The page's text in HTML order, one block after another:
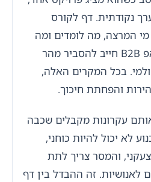
נקודתית. דף לקורס
מי המרצה, מה לומדים ומה
מקבלים. דף לסטארטאפ B2B חייב להסביר מהר
בכל המקרים האלה,
והפחתת חיכוך.
עקרונות מקבלים שכבה
לא יכול להיות כוחני,
והמסר צריך לתת
לאנושיות. זה ההבדל בין דף